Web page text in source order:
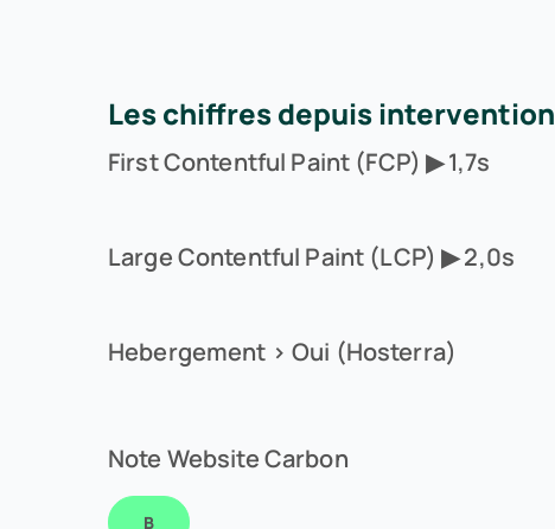
Les chiffres depuis intervention
First Contentful Paint (FCP) ▶ 1,7s
Large Contentful Paint (LCP) ▶ 2,0s
Hebergement > Oui (Hosterra)
Note Website Carbon
B